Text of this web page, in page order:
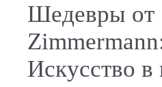
Шедевры от
Искусство